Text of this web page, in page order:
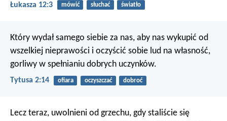
Łukasza 12:3 mówić słuchać światło
Który wydał samego siebie za nas, aby nas wykupić od
wszelkiej nieprawości i oczyścić sobie lud na własność,
gorliwy w spełnianiu dobrych uczynków.
Tytusa 2:14 ofiara oczyszczać dobroć
Lecz teraz, uwolnieni od grzechu, gdy staliście się